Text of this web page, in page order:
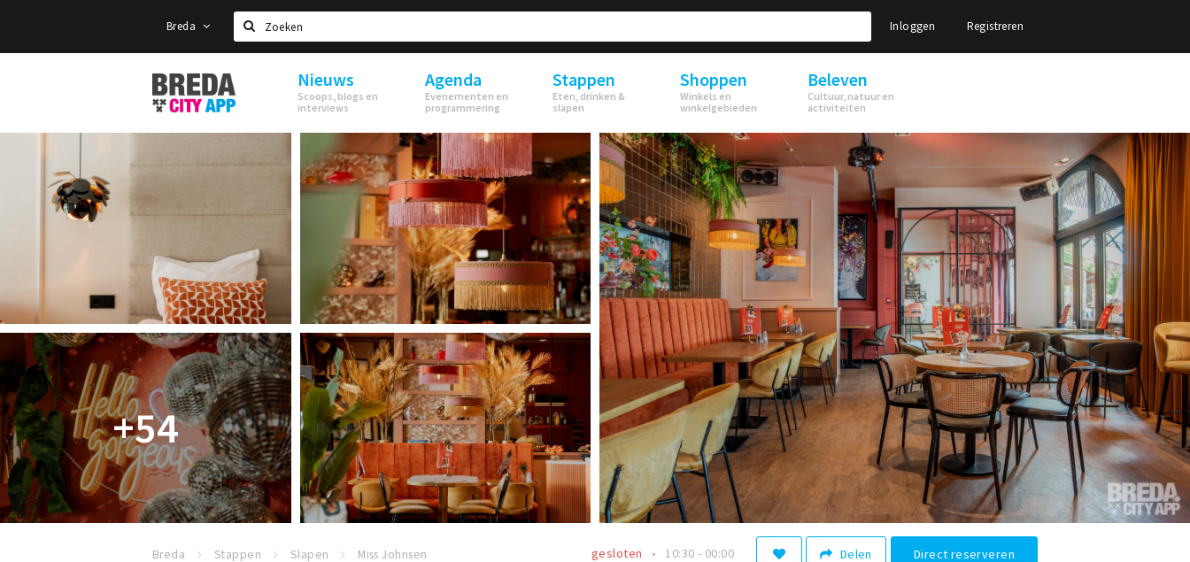
Breda
Zoeken
Inloggen Registreren
Stappen
&
Shoppen
Breda
Nieuws
Scoops, blogs en
interviews
Agenda
Evenementen en
programmering
Stappen
Eten, drinken &
slapen
Shoppen
Winkels en
winkelgebieden
Beleven
Cultuur, natuur en
activiteiten
+54
Breda Stappen Slapen Miss Johnsen Direct reserveren
Delen
gesloten 10:30 - 00:00